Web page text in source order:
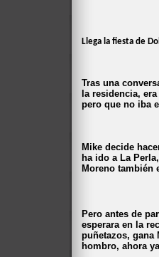
Llega la fiesta de
Tras una
la residencia,
pero que no iba
Mike decide
ha ido a La
Moreno también
Pero antes de
esperara en la
puñetazos, gana
hombro, ahora